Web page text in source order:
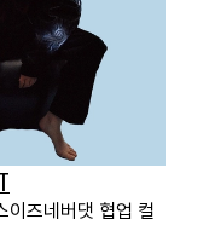
이즈네버댓 협업 컬